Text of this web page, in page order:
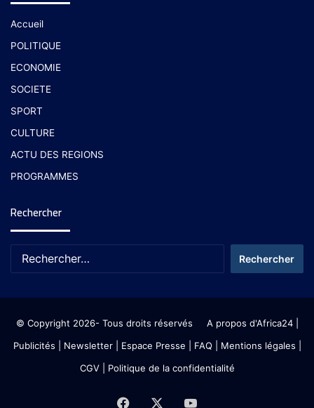
Accueil
POLITIQUE
ECONOMIE
SOCIETE
SPORT
CULTURE
ACTU DES REGIONS
PROGRAMMES
Rechercher
© Copyright 2026- Tous droits réservés A propos d'Africa24|
Publicités
Newsletter| Espace Presse | FAQ | Mentions légales
CGV| Politique de la confidentialité